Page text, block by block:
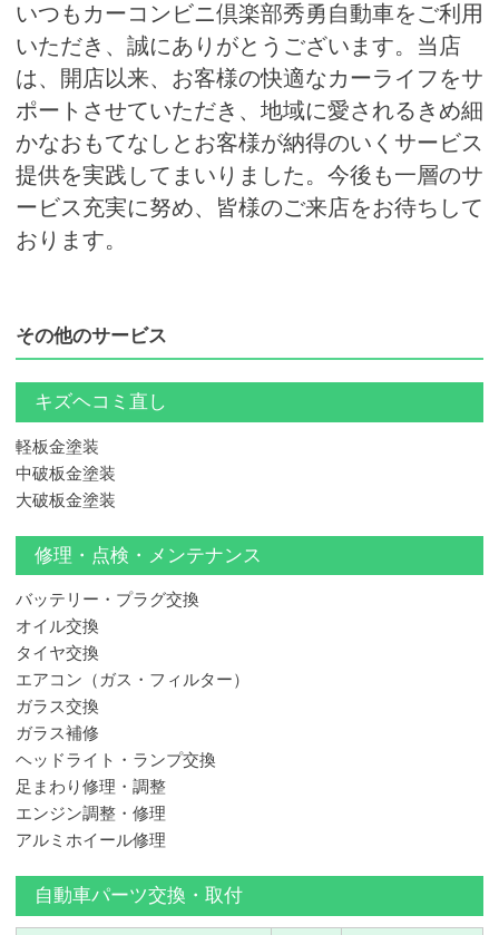
いつもカーコンビニ倶楽部秀勇自動車をご利用
いただき、誠にありがとうございます。当店
は、開店以来、お客様の快適なカーライフをサ
ポートさせていただき、地域に愛されるきめ細
かなおもてなしとお客様が納得のいくサービス
提供を実践してまいりました。今後も一層のサ
ービス充実に努め、皆様のご来店をお待ちして
おります。
その他のサービス
キズヘコミ直し
軽板金塗装
中破板金塗装
大破板金塗装
修理・点検・メンテナンス
バッテリー・プラグ交換
オイル交換
タイヤ交換
エアコン（ガス・フィルター）
ガラス交換
ガラス補修
ヘッドライト・ランプ交換
足まわり修理・調整
エンジン調整・修理
アルミホイール修理
自動車パーツ交換・取付